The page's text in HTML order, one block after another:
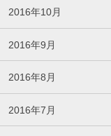
2016年10月
2016年9月
2016年8月
2016年7月